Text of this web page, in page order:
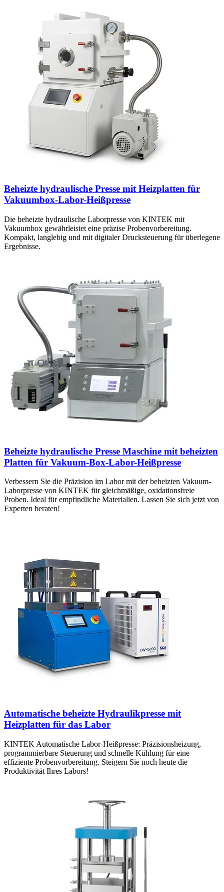
Beheizte hydraulische Presse mit Heizplatten für
Vakuumbox-Labor-Heißpresse
Die beheizte hydraulische Laborpresse von KINTEK mit
Vakuumbox gewährleistet eine präzise Probenvorbereitung.
Kompakt, langlebig und mit digitaler Drucksteuerung für überlegene
Ergebnisse.
Beheizte hydraulische Presse Maschine mit beheizten
Platten für Vakuum-Box-Labor-Heißpresse
Verbessern Sie die Präzision im Labor mit der beheizten Vakuum-
Laborpresse von KINTEK für gleichmäßige, oxidationsfreie
Proben. Ideal für empfindliche Materialien. Lassen Sie sich jetzt von
Experten beraten!
Automatische beheizte Hydraulikpresse mit
Heizplatten für das Labor
KINTEK Automatische Labor-Heißpresse: Präzisionsheizung,
programmierbare Steuerung und schnelle Kühlung für eine
effiziente Probenvorbereitung. Steigern Sie noch heute die
Produktivität Ihres Labors!